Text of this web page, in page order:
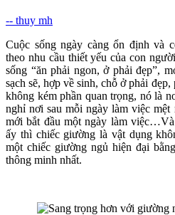
-- thuy mh
Cuộc sống ngày càng ổn định và
theo nhu cầu thiết yếu của con
sống “ăn phải ngon, ở phải đẹp”,
sạch sẽ, hợp về sinh, chỗ ở phải
không kém phần quan trọng, nó là
nghỉ nơi sau mỗi ngày làm việc
mới bắt đầu một ngày làm
ấy thì chiếc giường là vật dụng
một chiếc giường ngủ hiện đại
thông minh nhất.